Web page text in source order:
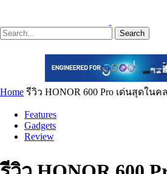
Search
Home รีวิว HONOR 600 Pro เด่นสุดใน
Features
Gadgets
Review